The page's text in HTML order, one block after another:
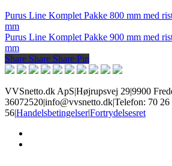
Purus Line Komplet Pakke 800 mm med
mm
Purus Line Komplet Pakke 900 mm med
mm
Share
Share Share Share Pin
VVSnetto.dk ApS|Højrupsvej 29|9900
36072520|info@vvsnetto.dk|Telefon: 70 26
56|Handelsbetingelser|Fortrydelsesret